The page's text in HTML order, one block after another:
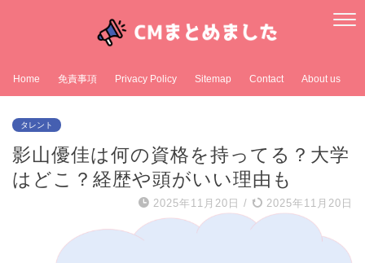
Home 免責事項 Privacy Policy Sitemap Contact About us
タレント
影山優佳は何の資格を持ってる？大学
はどこ？経歴や頭がいい理由も
2025年11月20日 / 2025年11月20日